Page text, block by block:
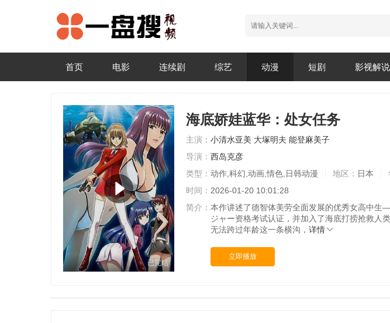
首页 电影 连续剧 综艺 动漫 短剧 影视解说
已完结
海底娇娃蓝华：处女任务
主演： 小清水亚美 大塚明夫 能登麻美子
导演： 西岛克彦
类型： 动作,科幻,动画,情色,日韩动漫 地区： 日本
时间： 2026-01-20 10:01:28
简介： 本作讲述了德智体美劳全面发展的优秀女高中
ジャー资格考试认证，并加入了海底打捞抢救人
无法跨过年龄这一条横沟， 详情
立即播放